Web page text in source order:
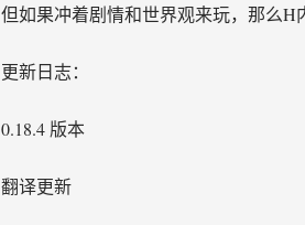
但如果冲着剧情和世界观来玩，那么H
更新日志：
0.18.4 版本
翻译更新